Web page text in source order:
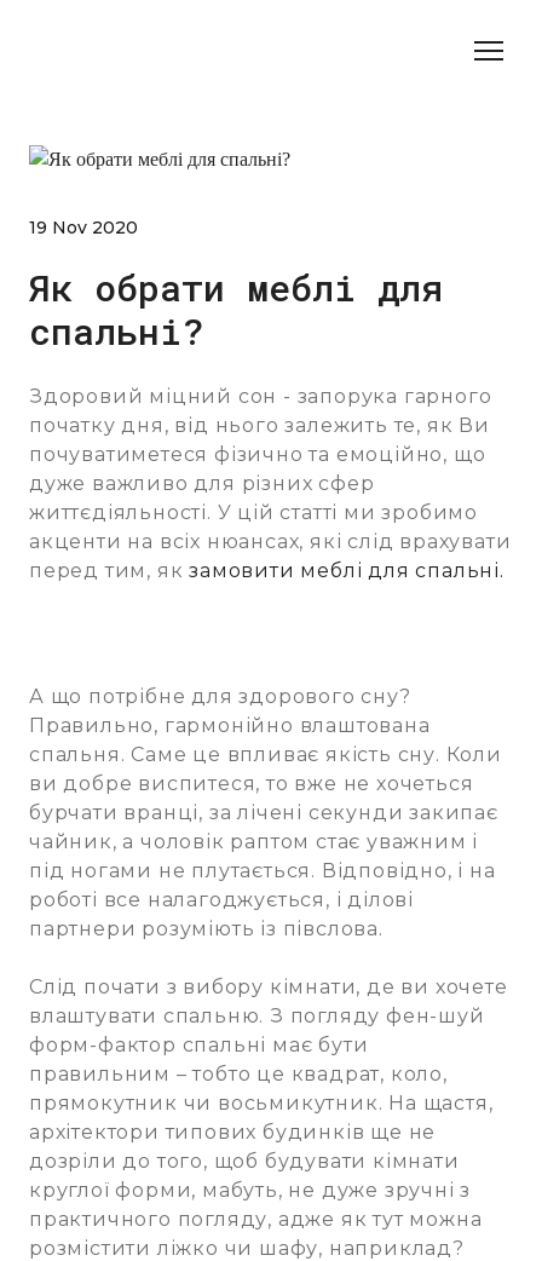
19 Nov 2020
Як обрати меблі для
спальні?
Здоровий міцний сон - запорука гарного
початку дня, від нього залежить те, як Ви
почуватиметеся фізично та емоційно, що
дуже важливо для різних сфер
життєдіяльності. У цій статті ми зробимо
акценти на всіх нюансах, які слід врахувати
перед тим, якзамовити меблі для спальні.
А що потрібне для здорового сну?
Правильно, гармонійно влаштована
спальня. Саме це впливає якість сну. Коли
ви добре виспитеся, то вже не хочеться
бурчати вранці, за лічені секунди закипає
чайник, а чоловік раптом стає уважним і
під ногами не плутається. Відповідно, і на
роботі все налагоджується, і ділові
партнери розуміють із півслова.
Слід почати з вибору кімнати, де ви хочете
влаштувати спальню. З погляду фен-шуй
форм-фактор спальні має бути
правильним – тобто це квадрат, коло,
прямокутник чи восьмикутник. На щастя,
архітектори типових будинків ще не
дозріли до того, щоб будувати кімнати
круглої форми, мабуть, не дуже зручні з
практичного погляду, адже як тут можна
розмістити ліжко чи шафу, наприклад?